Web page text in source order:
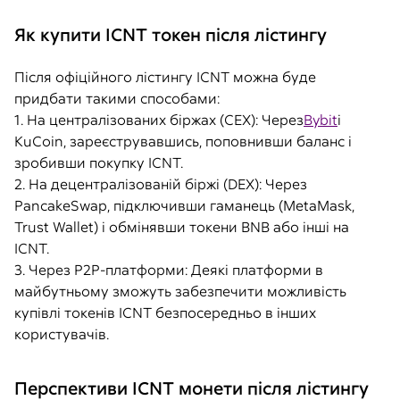
Як купити ICNT токен після лістингу
Після офіційного лістингу ICNT можна буде
придбати такими способами:
1. На централізованих біржах (CEX): ЧерезBybitі
KuCoin, зареєструвавшись, поповнивши баланс і
зробивши покупку ICNT.
2. На децентралізованій біржі (DEX): Через
PancakeSwap, підключивши гаманець (MetaMask,
Trust Wallet) і обмінявши токени BNB або інші на
ICNT.
3. Через P2P-платформи: Деякі платформи в
майбутньому зможуть забезпечити можливість
купівлі токенів ICNT безпосередньо в інших
користувачів.
Перспективи ICNT монети після лістингу